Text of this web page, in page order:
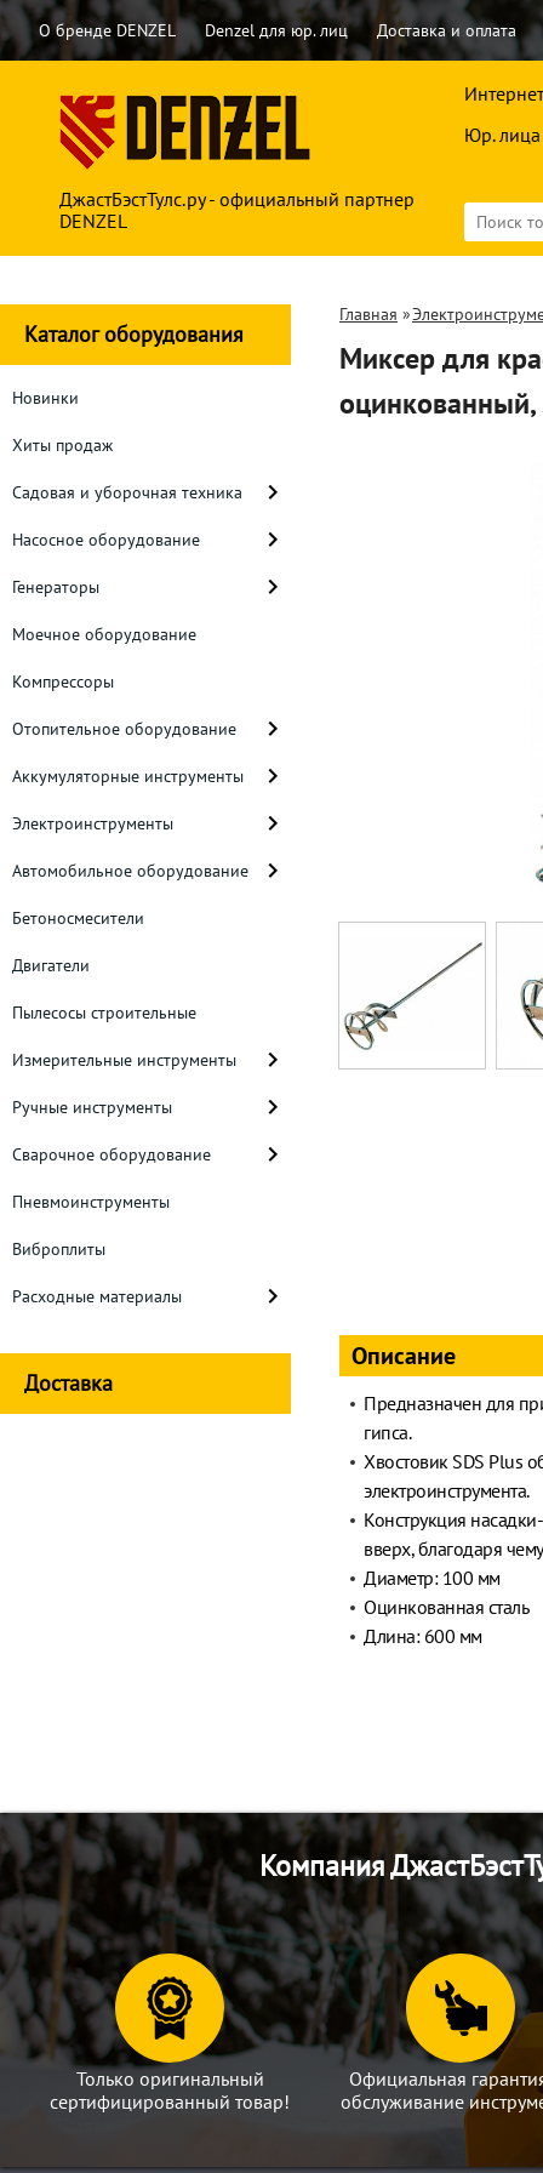
О бренде DENZEL Denzel для юр. лиц Доставка и оплата
ДжастБэстТулс.ру - официальный партнер
DENZEL
Юр. лица
Каталог оборудования
Новинки
Хиты продаж
Садовая и уборочная техника
Насосное оборудование
Генераторы
Моечное оборудование
Компрессоры
Отопительное оборудование
Аккумуляторные инструменты
Электроинструменты
Автомобильное оборудование
Бетоносмесители
Двигатели
Пылесосы строительные
Измерительные инструменты
Ручные инструменты
Сварочное оборудование
Пневмоинструменты
Виброплиты
Расходные материалы
Доставка
Главная »
Миксер для
оцинкованный,
Описание
Предназначен для
гипса.
Хвостовик SDS Plus
электроинструмента.
Конструкция
вверх, благодаря
Диаметр: 100 мм
Оцинкованная сталь
Длина: 600 мм
Компания
Только оригинальный
сертифицированный товар!
Официальная
обслуживание